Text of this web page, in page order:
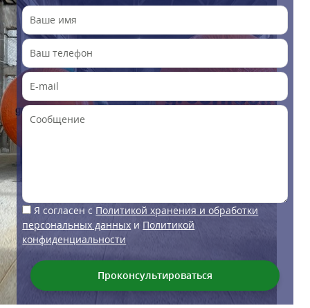
Я согласен с Политикой хранения и обработки
персональных данных и Политикой
конфиденциальности